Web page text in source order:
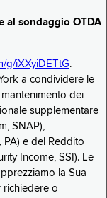
al sondaggio OTDA
g/iXXyiDETtG.
a condividere le
dei
supplementare
SNAP),
PA) e del Reddito
Income, SSI). Le
la Sua
richiedere o